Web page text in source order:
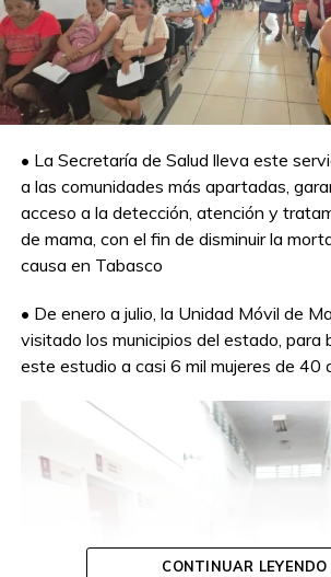
• La Secretaría de Salud lleva este
a las comunidades más apartadas,
acceso a la detección, atención y
de mama, con el fin de disminuir la
causa en Tabasco
• De enero a julio, la Unidad Móvil de
visitado los municipios del estado, para
este estudio a casi 6 mil mujeres de 40
CONTINUAR LEYENDO